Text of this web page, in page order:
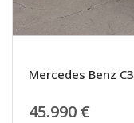
Mercedes Benz
45.990 €